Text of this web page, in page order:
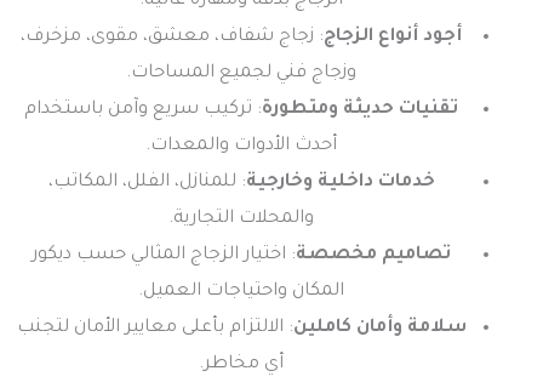
أجود أنواع الزجاج: زجاج شفاف، معشق، مقوى، مزخرف،
وزجاج فني لجميع المساحات.
تقنيات حديثة ومتطورة: تركيب سريع وآمن باستخدام
أحدث الأدوات والمعدات.
خدمات داخلية وخارجية: للمنازل، الفلل، المكاتب،
والمحلات التجارية.
تصاميم مخصصة: اختيار الزجاج المثالي حسب ديكور
المكان واحتياجات العميل.
سلامة وأمان كاملين: الالتزام بأعلى معايير الأمان لتجنب
أي مخاطر.